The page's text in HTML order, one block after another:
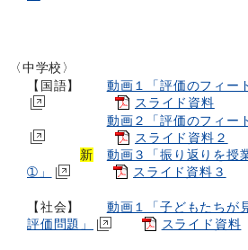
〈中学校〉
【 国語】 動画１「評価のフィー
スライド資料
動画２「評価のフィー
スライド資料２
新
動画３「振り返りを授
➀」
スライド資料３
【社会】 動画１「子どもたちが
評価問題」
スライド資料